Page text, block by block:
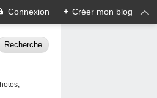
Connexion + Créer mon blog